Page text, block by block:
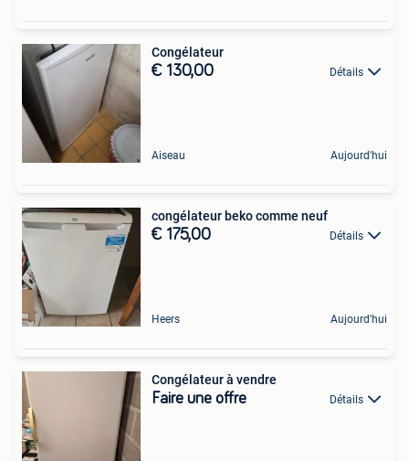
Congélateur
€ 130,00 Détails
Aiseau Aujourd'hui
congélateur beko comme neuf
€ 175,00 Détails
Heers Aujourd'hui
Congélateur à vendre
Faire une offre Détails